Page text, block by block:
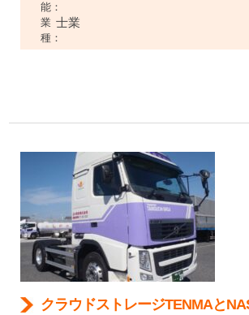
能：
業
種：
士業
クラウドストレージTENMAと